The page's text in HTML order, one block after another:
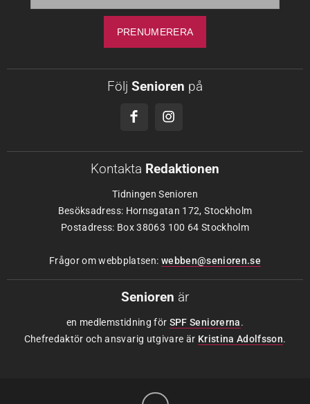
Följ Senioren på
Kontakta Redaktionen
Tidningen Senioren
Besöksadress: Hornsgatan 172, Stockholm
Postadress: Box 38063 100 64 Stockholm
Frågor om webbplatsen: webben@senioren.se
Senioren är
en medlemstidning för SPF Seniorerna.
Chefredaktör och ansvarig utgivare är Kristina Adolfsson.